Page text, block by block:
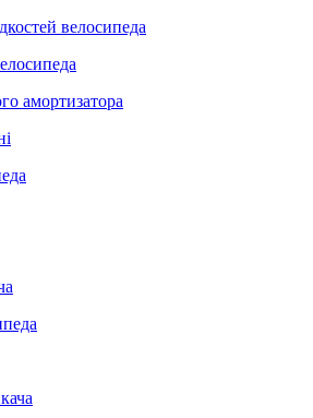
велосипеда
амортизатора